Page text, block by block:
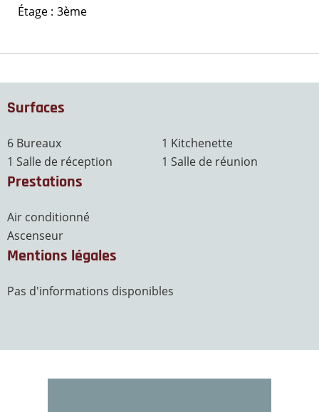
Étage 3ème
Surfaces
6 Bureaux
1 Salle de réception
1 Kitchenette
1 Salle de réunion
Prestations
Air conditionné
Ascenseur
Mentions légales
Pas d'informations disponibles